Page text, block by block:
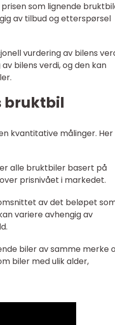
som lignende
av tilbud og etterspørsel
vurdering av bilens
bilens verdi, og den kan
bruktbil
kvantitative målinger. Her
alle bruktbiler basert på
prisnivået i markedet.
av det beløpet
variere avhengig av
biler av samme merke
biler med ulik alder,